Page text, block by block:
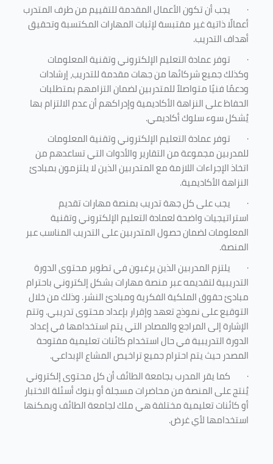
· يجب أن تكون الأعمال المقدمة للتقييم من طرف المتدرب
أعمالًا ذاتية غير مقتبسة لإثبات المهارات المكتسبة وتحقيق
أهداف التدريب.
· توفر عمادة التعليم الإلكتروني وتقنية المعلومات
وكذلك جميع شركائها من جهات مقدمة للتدريب، إرشادات
ودعمًا فنيًا متواصلاً للمتدربين لضمان التزامهم بمتطلبات
الحفاظ على النزاهة الأكاديمية وإدراكهم أن عدم الالتزام بها
يُشكل سوء سلوك أكاديمي.
· توفر عمادة التعليم الإلكتروني وتقنية المعلومات
للمدربين مجموعة من التقارير والأدوات التي تساعدهم من
اتخاذ الإجراءات اللازمة مع المتدربين الذين لا يلتزمون بمبادئ
النزاهة الأكاديمية.
· يجب على كل جهة تدريب بمنصة مهارات تقديم
استراتيجيات واضحة لعمادة التعليم الإلكتروني وتقنية
المعلومات لضمان حصول المتدربين على التدريب المناسب عبر
المنصة.
· يلتزم المدربين الذين يرغبون في تطوير محتوى الدورة
التدريبية لتقديمه عبر منصة مهارات بشكل إلكتروني باحترام
مبادئ حقوق الملكية الفكرية ومبادئ النشر. وذلك من خلال
التوقيع على نموذج تعهد وإقرار بإعداد محتوى تدريبي. وتتم
الإشارة إلى المراجع والمصادر التي يتم استخدامها في إعداد
الدورة التدريبية في حال استخدام كائنات تعليمية مفتوحة
المصدر حيث يتم احترام جميع تراخيص المشاع الإبداعي.
· كما يقر المدرب بجامعة الطائف أن كل محتوى إلكتروني
يُنتج على المنصة من محاضرات مسجلة أو بنوك أسئلة الاختبار
أو كائنات تعليمية مختلفة هي ملك لجامعة الطائف ويمكنها
استخدامها لأي غرض.